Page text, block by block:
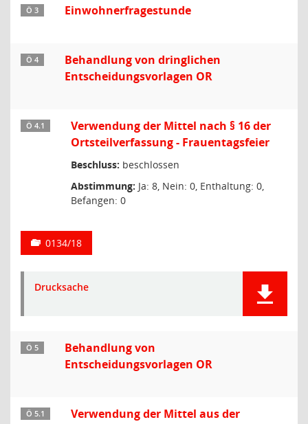
Ö 3 Einwohnerfragestunde
Ö 4
Behandlung von dringlichen
Entscheidungsvorlagen OR
Ö 4.1
Verwendung der Mittel nach § 16 der
Ortsteilverfassung - Frauentagsfeier
Beschluss: beschlossen
Abstimmung: Ja: 8, Nein: 0, Enthaltung: 0,
Befangen: 0
0134/18
Drucksache
Ö 5
Behandlung von
Entscheidungsvorlagen OR
Ö 5.1
Verwendung der Mittel aus der